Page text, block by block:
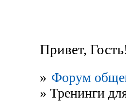
Привет,
» Форум
» Тренинги